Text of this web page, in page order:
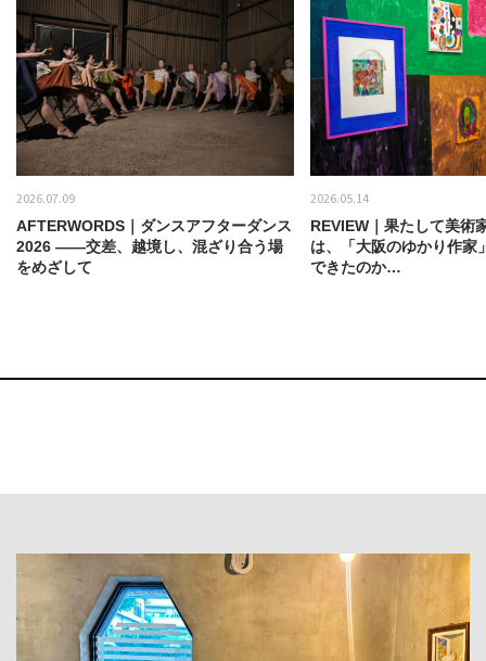
2026.07.09
AFTERWORDS｜ダンスアフターダンス
2026 ——交差、越境し、混ざり合う場
をめざして
2026.05.14
REVIEW｜果たして美術
は、「大阪のゆかり作家
できたのか…